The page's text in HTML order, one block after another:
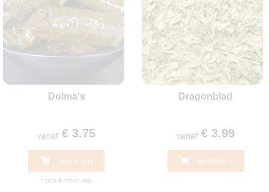
Dolma's
vanaf € 3.75
bestellen
* click & collect only
Dragonblad
vanaf€ 3.99
bestellen